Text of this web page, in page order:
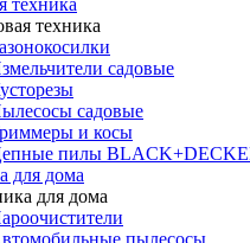
техника
техника
садовые
садовые
и косы
пилы
для дома
для дома
пылесосы